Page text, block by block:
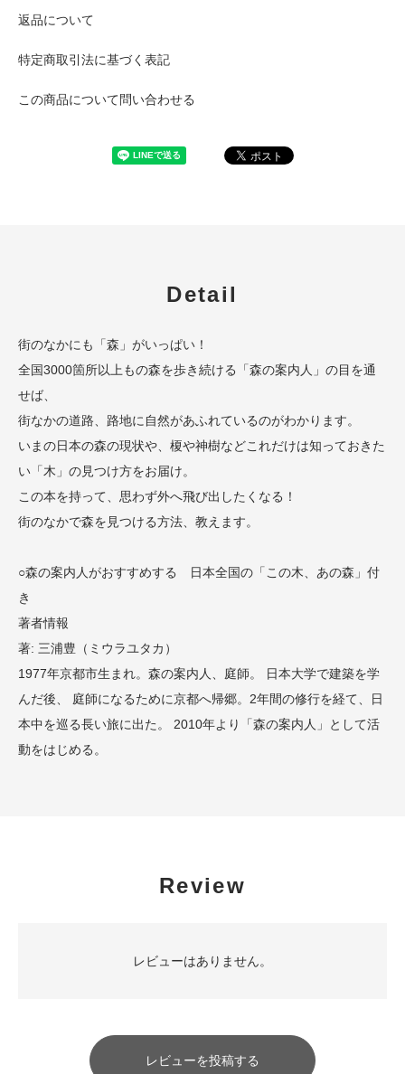
返品について
特定商取引法に基づく表記
この商品について問い合わせる
Detail
街のなかにも「森」がいっぱい！
全国3000箇所以上もの森を歩き続ける「森の案内人」の目を通
せば、
街なかの道路、路地に自然があふれているのがわかります。
いまの日本の森の現状や、榎や神樹などこれだけは知っておきた
い「木」の見つけ方をお届け。
この本を持って、思わず外へ飛び出したくなる！
街のなかで森を見つける方法、教えます。
○森の案内人がおすすめする 日本全国の「この木、あの森」付
き
著者情報
著: 三浦豊（ミウラユタカ）
1977年京都市生まれ。森の案内人、庭師。 日本大学で建築を学
んだ後、 庭師になるために京都へ帰郷。2年間の修行を経て、日
本中を巡る長い旅に出た。 2010年より「森の案内人」として活
動をはじめる。
Review
レビューはありません。
レビューを投稿する